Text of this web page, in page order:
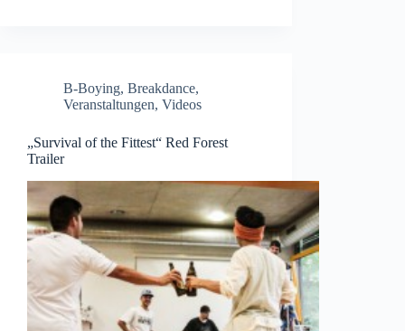
B-Boying, Breakdance,
Veranstaltungen, Videos
„Survival of the Fittest“ Red Forest
Trailer